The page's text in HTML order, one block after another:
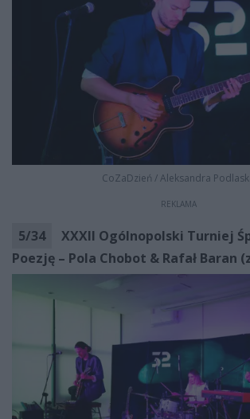
CoZaDzień /Aleksandra
REKLAMA
5/34
XXXII Ogólnopolski Turniej
Poezję – Pola Chobot & Rafał Baran